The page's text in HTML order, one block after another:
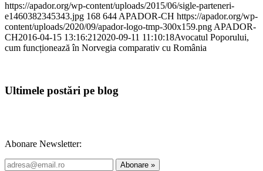
https://apador.org/wp-content/uploads/2015/06/sigle-parteneri-
e1460382345343.jpg 168 644 APADOR-CH https://apador.org/wp-
content/uploads/2020/09/apador-logo-tmp-300x159.png APADOR-
CH2016-04-15 13:16:21 2020-09-11 11:10:18Avocatul Poporului,
cum funcționează în Norvegia comparativ cu România
Ultimele postări pe blog
Abonare Newsletter: